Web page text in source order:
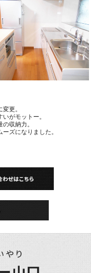
更。
がモットー。
収納力。
ズになりました。